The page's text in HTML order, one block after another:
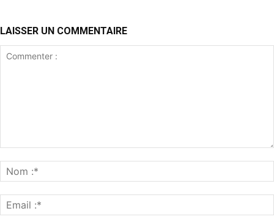
LAISSER UN COMMENTAIRE